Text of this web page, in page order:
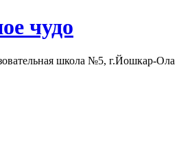
чудо
школа №5, г.Йошкар-Ола